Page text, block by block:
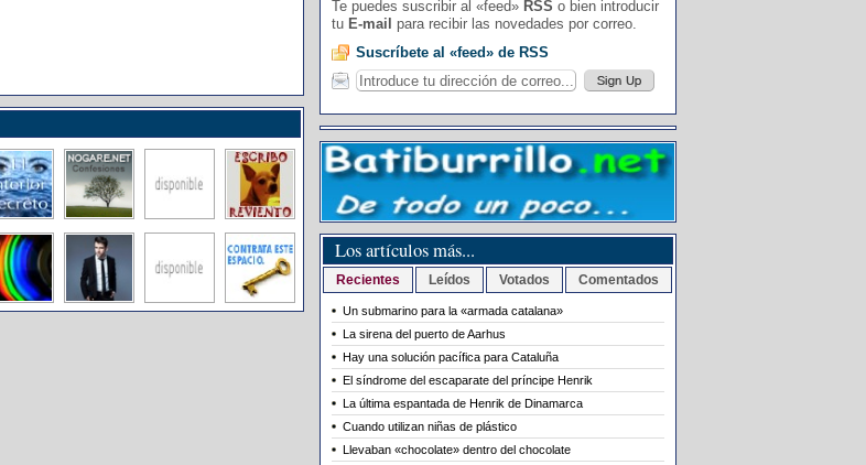
Te puedes suscribir al «feed» RSS o bien introducir
tu E-mail para recibir las novedades por correo.
Suscríbete al «feed» de RSS
Los artículos más...
Recientes Leídos Votados Comentados
Un submarino para la «armada catalana»
La sirena del puerto de Aarhus
Hay una solución pacífica para Cataluña
El síndrome del escaparate del príncipe Henrik
La última espantada de Henrik de Dinamarca
Cuando utilizan niñas de plástico
Llevaban «chocolate» dentro del chocolate